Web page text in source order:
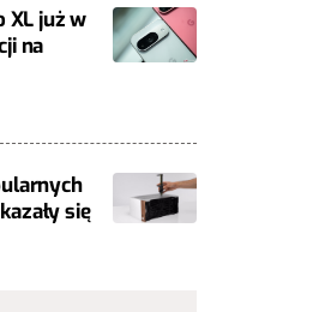
XL już w
na
się